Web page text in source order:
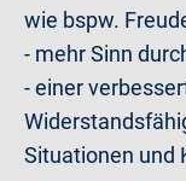
wie bspw.
- mehr Sinn
- einer
Situationen und